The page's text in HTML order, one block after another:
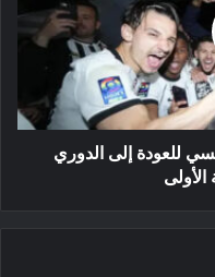
للعودة إلى الدوري